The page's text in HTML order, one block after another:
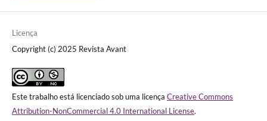
Licença
Copyright (c) 2025 Revista Avant
Este trabalho está licenciado sob uma licença Creative Commons
Attribution-NonCommercial 4.0 International License.